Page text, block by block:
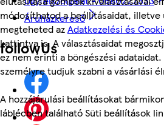
módosíthatod a beállításaidat, illetve
megteheted azAdatkezelési és
kattintva is. A választásaidat
ez nem érinti a böngészési
személyre tudjuk szabni a vásárlási
A hozzájárulási beállításokat
láblécben található Süti beállítások
Áruházkereső
followUs